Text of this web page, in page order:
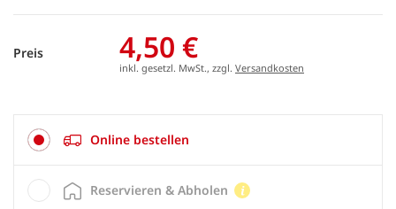
Preis 4,50 €
inkl. gesetzl. MwSt., zzgl. Versandkosten
Online bestellen
Reservieren & Abholen